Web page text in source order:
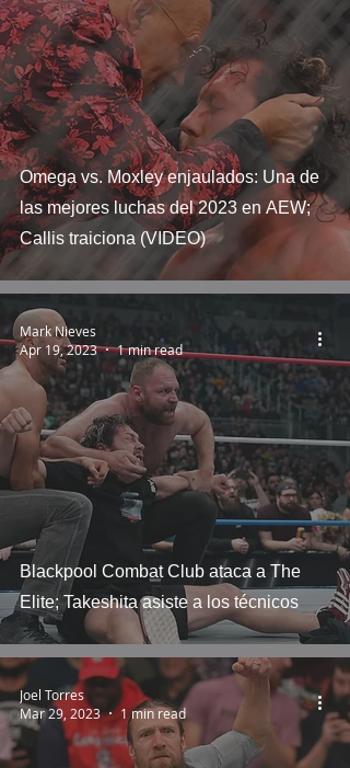
Omega vs. Moxley enjaulados: Una de
las mejores luchas del 2023 en AEW;
Callis traiciona (VIDEO)
Blackpool Combat Club ataca a The
Elite; Takeshita asiste a los técnicos
Mark Nieves
Apr 19, 2023
1 min read
Joel Torres
Mar 29, 2023
1 min read